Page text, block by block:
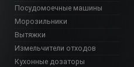
Посудомоечные машины
Морозильники
Вытяжки
Измельчители отходов
Кухонные дозаторы